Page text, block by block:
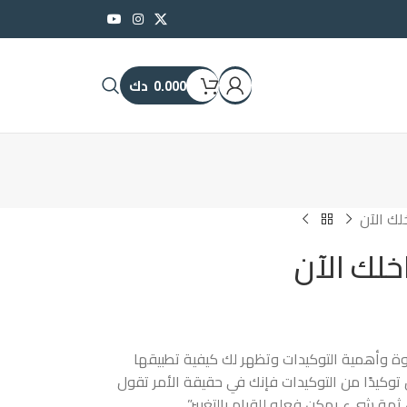
0.000 دك
الآن
الآن
وأهمية التوكيدات وتظهر لك كيفية تطبيقها
من التوكيدات فإنك في حقيقة الأمر تقول